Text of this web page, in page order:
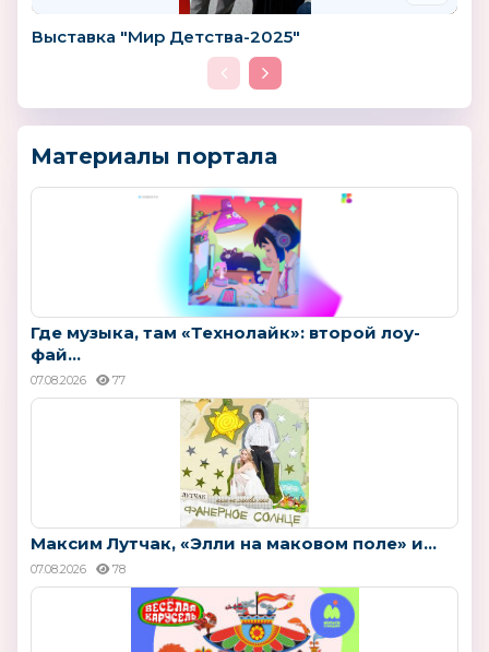
Выставка "Мир Детства-2025"
Материалы портала
Где музыка, там «Технолайк»: второй лоу-
фай...
07.08.2026 77
Максим Лутчак, «Элли на маковом поле» и...
07.08.2026 78